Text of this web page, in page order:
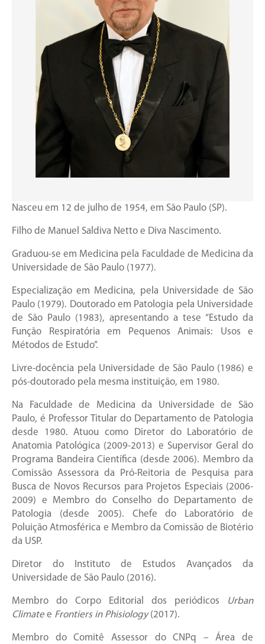
Nasceu em 12 de julho de 1954, em São Paulo (SP).
Filho de Manuel Saldiva Netto e Diva Nascimento.
Graduou-se em Medicina pela Faculdade de Medicina da
Universidade de São Paulo (1977).
Especialização em Medicina, pela Universidade de São
Paulo (1979). Doutorado em Patologia pela Universidade
de São Paulo (1983), apresentando a tese “Estudo da
Função Respiratória em Pequenos Animais: Usos e
Métodos de Estudo”.
Livre-docência pela Universidade de São Paulo (1986) e
pós-doutorado pela mesma instituição, em 1980.
Na Faculdade de Medicina da Universidade de São
Paulo, é Professor Titular do Departamento de Patologia
desde 1980. Atuou como Diretor do Laboratório de
Anatomia Patológica (2009-2013) e Supervisor Geral do
Programa Bandeira Científica (desde 2006). Membro da
Comissão Assessora da Pró-Reitoria de Pesquisa para
Busca de Novos Recursos para Projetos Especiais (2006-
2009) e Membro do Conselho do Departamento de
Patologia (desde 2005). Chefe do Laboratório de
Poluição Atmosférica e Membro da Comissão de Biotério
da USP.
Diretor do Instituto de Estudos Avançados da
Universidade de São Paulo (2016).
Membro do Corpo Editorial dos periódicos
Urban
Climate e Frontiers in Phisiology(2017).
Membro do Comitê Assessor do CNPq – Área de